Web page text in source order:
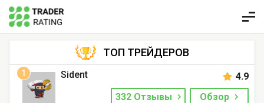
ТОП ТРЕЙДЕРОВ
1 Sident
4.9
332 Отзывы
Обзор